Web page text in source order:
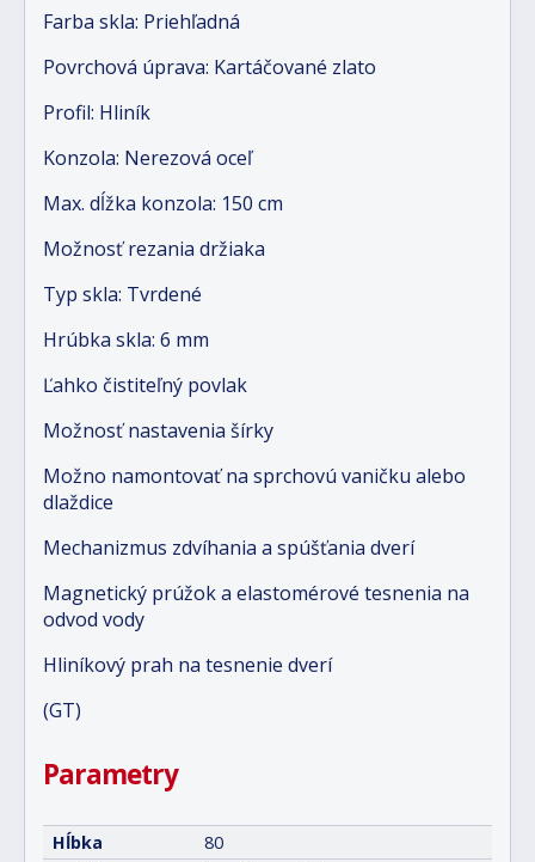
Farba skla: Priehľadná
Povrchová úprava: Kartáčované zlato
Profil: Hliník
Konzola: Nerezová oceľ
Max. dĺžka konzola: 150 cm
Možnosť rezania držiaka
Typ skla: Tvrdené
Hrúbka skla: 6 mm
Ľahko čistiteľný povlak
Možnosť nastavenia šírky
Možno namontovať na sprchovú vaničku alebo
dlaždice
Mechanizmus zdvíhania a spúšťania dverí
Magnetický prúžok a elastomérové tesnenia na
odvod vody
Hliníkový prah na tesnenie dverí
(GT)
Parametry
Hĺbka
80